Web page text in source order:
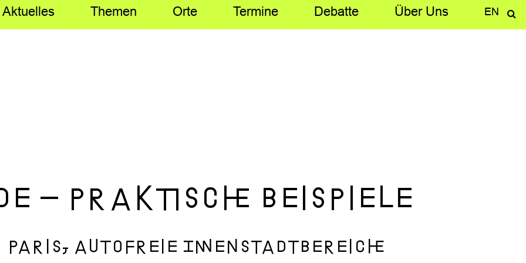
Aktuelles Themen Orte Termine Debatte Über­ Uns EN
– praktische Beispiele
Paris, autofreie Innenstadtbereiche